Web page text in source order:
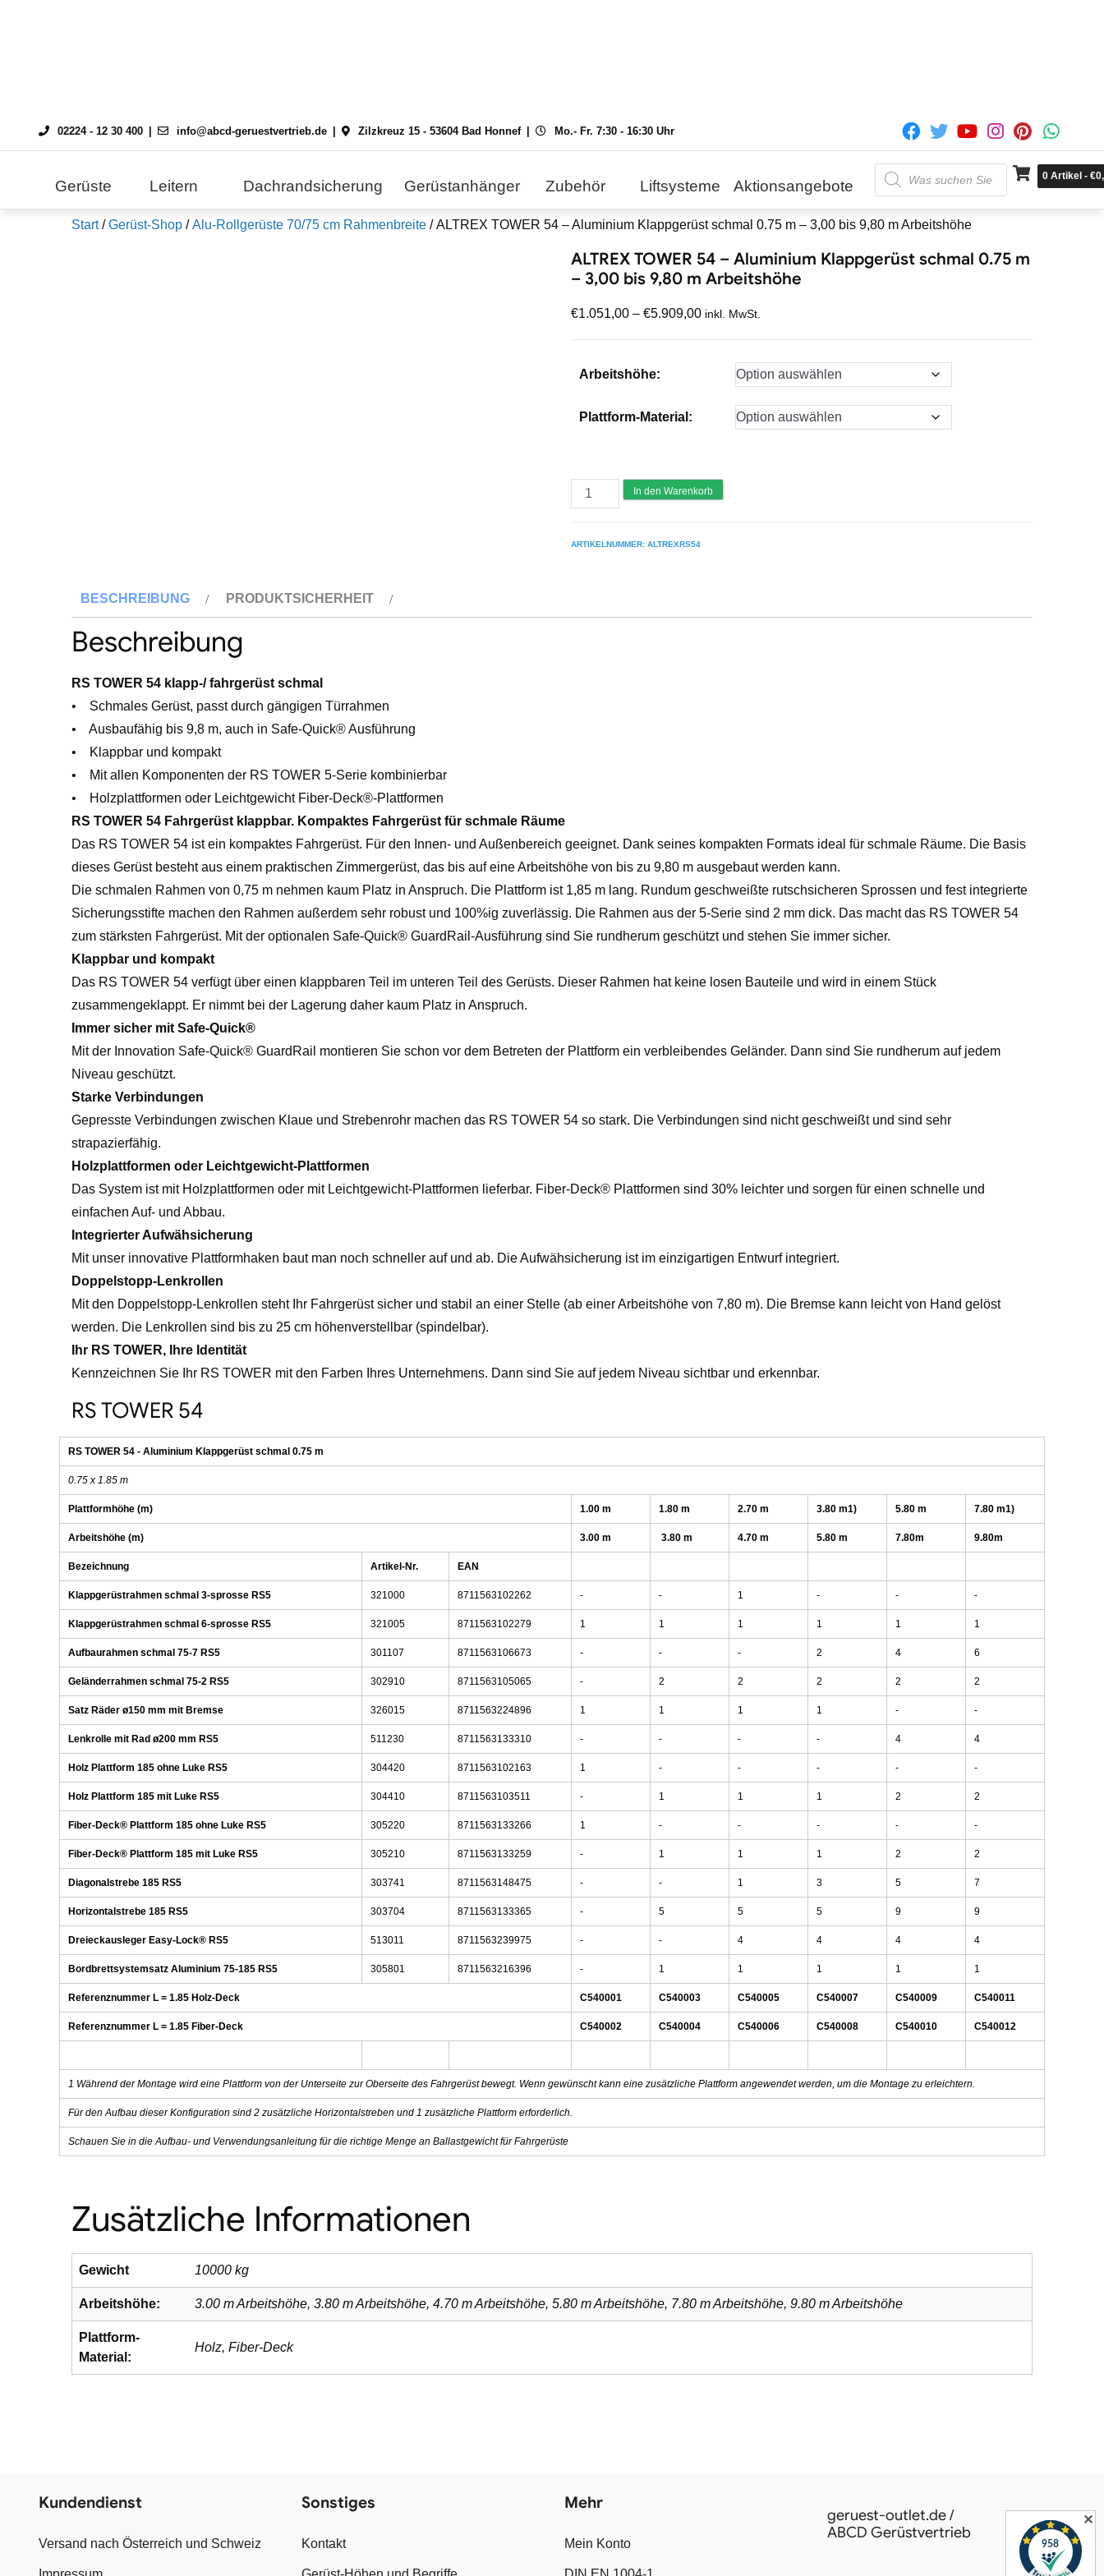
02224 - 12 30 400 info@abcd-geruestvertrieb.de Zilzkreuz 15 - 53604 Bad Honnef Mo.- Fr. 7:30 - 16:30 Uhr
Gerüste Leitern Dachrandsicherung Gerüstanhänger Zubehör Liftsysteme Aktionsangebote
Products
search
0 Artikel - €
Start/Gerüst-Shop /Alu-Rollgerüste 70/75 cm Rahmenbreite / ALTREX TOWER 54 – Aluminium Klappgerüst schmal 0.75 m – 3,00 bis 9,80 m Arbeitshöhe
ALTREX TOWER 54 – Aluminium Klappgerüst schmal 0.75 m
– 3,00 bis 9,80 m Arbeitshöhe
€1.051,00 –€5.909,00 inkl. MwSt.
Arbeitshöhe:
Plattform-Material:
ALTREX
TOWER
In den Warenkorb
ARTIKELNUMMER:ALTREXRS54
BESCHREIBUNG PRODUKTSICHERHEIT
Beschreibung
RS TOWER 54 klapp-/ fahrgerüst schmal
• Schmales Gerüst, passt durch gängigen Türrahmen
• Ausbaufähig bis 9,8 m, auch in Safe-Quick® Ausführung
• Klappbar und kompakt
• Mit allen Komponenten der RS TOWER 5-Serie kombinierbar
• Holzplattformen oder Leichtgewicht Fiber-Deck®-Plattformen
RS TOWER 54 Fahrgerüst klappbar. Kompaktes Fahrgerüst für schmale Räume
Das RS TOWER 54 ist ein kompaktes Fahrgerüst. Für den Innen- und Außenbereich geeignet. Dank seines kompakten Formats ideal für schmale Räume. Die Basis
dieses Gerüst besteht aus einem praktischen Zimmergerüst, das bis auf eine Arbeitshöhe von bis zu 9,80 m ausgebaut werden kann.
Die schmalen Rahmen von 0,75 m nehmen kaum Platz in Anspruch. Die Plattform ist 1,85 m lang. Rundum geschweißte rutschsicheren Sprossen und fest integrierte
Sicherungsstifte machen den Rahmen außerdem sehr robust und 100%ig zuverlässig. Die Rahmen aus der 5-Serie sind 2 mm dick. Das macht das RS TOWER 54
zum stärksten Fahrgerüst. Mit der optionalen Safe-Quick® GuardRail-Ausführung sind Sie rundherum geschützt und stehen Sie immer sicher.
Klappbar und kompakt
Das RS TOWER 54 verfügt über einen klappbaren Teil im unteren Teil des Gerüsts. Dieser Rahmen hat keine losen Bauteile und wird in einem Stück
zusammengeklappt. Er nimmt bei der Lagerung daher kaum Platz in Anspruch.
Immer sicher mit Safe-Quick®
Mit der Innovation Safe-Quick® GuardRail montieren Sie schon vor dem Betreten der Plattform ein verbleibendes Geländer. Dann sind Sie rundherum auf jedem
Niveau geschützt.
Starke Verbindungen
Gepresste Verbindungen zwischen Klaue und Strebenrohr machen das RS TOWER 54 so stark. Die Verbindungen sind nicht geschweißt und sind sehr
strapazierfähig.
Holzplattformen oder Leichtgewicht-Plattformen
Das System ist mit Holzplattformen oder mit Leichtgewicht-Plattformen lieferbar. Fiber-Deck® Plattformen sind 30% leichter und sorgen für einen schnelle und
einfachen Auf- und Abbau.
Integrierter Aufwähsicherung
Mit unser innovative Plattformhaken baut man noch schneller auf und ab. Die Aufwähsicherung ist im einzigartigen Entwurf integriert.
Doppelstopp-Lenkrollen
Mit den Doppelstopp-Lenkrollen steht Ihr Fahrgerüst sicher und stabil an einer Stelle (ab einer Arbeitshöhe von 7,80 m). Die Bremse kann leicht von Hand gelöst
werden. Die Lenkrollen sind bis zu 25 cm höhenverstellbar (spindelbar).
Ihr RS TOWER, Ihre Identität
Kennzeichnen Sie Ihr RS TOWER mit den Farben Ihres Unternehmens. Dann sind Sie auf jedem Niveau sichtbar und erkennbar.
RS TOWER 54
RS TOWER 54 - Aluminium Klappgerüst schmal 0.75 m
0.75 x 1.85 m
Plattformhöhe (m) 1.00 m 1.80 m 2.70 m 3.80 m1) 5.80 m 7.80 m1)
Arbeitshöhe (m) 3.00 m 3.80 m 4.70 m 5.80 m 7.80m 9.80m
Bezeichnung Artikel-Nr. EAN
Klappgerüstrahmen schmal 3-sprosse RS5 321000 8711563102262 - - 1 - - -
Klappgerüstrahmen schmal 6-sprosse RS5 321005 8711563102279 1 1 1 1 1 1
Aufbaurahmen schmal 75-7 RS5 301107 8711563106673 - - - 2 4 6
Geländerrahmen schmal 75-2 RS5 302910 8711563105065 - 2 2 2 2 2
Satz Räder ø150 mm mit Bremse 326015 8711563224896 1 1 1 1 - -
Lenkrolle mit Rad ø200 mm RS5 511230 8711563133310 - - - - 4 4
Holz Plattform 185 ohne Luke RS5 304420 8711563102163 1 - - - - -
Holz Plattform 185 mit Luke RS5 304410 8711563103511 - 1 1 1 2 2
Fiber-Deck® Plattform 185 ohne Luke RS5 305220 8711563133266 1 - - - - -
Fiber-Deck® Plattform 185 mit Luke RS5 305210 8711563133259 - 1 1 1 2 2
Diagonalstrebe 185 RS5 303741 8711563148475 - - 1 3 5 7
Horizontalstrebe 185 RS5 303704 8711563133365 - 5 5 5 9 9
Dreieckausleger Easy-Lock® RS5 513011 8711563239975 - - 4 4 4 4
Bordbrettsystemsatz Aluminium 75-185 RS5 305801 8711563216396 - 1 1 1 1 1
Referenznummer L = 1.85 Holz-Deck C540001 C540003 C540005 C540007 C540009 C540011
Referenznummer L = 1.85 Fiber-Deck C540002 C540004 C540006 C540008 C540010 C540012
1 Während der Montage wird eine Plattform von der Unterseite zur Oberseite des Fahrgerüst bewegt. Wenn gewünscht kann eine zusätzliche Plattform angewendet werden, um die Montage zu erleichtern.
Für den Aufbau dieser Konfiguration sind 2 zusätzliche Horizontalstreben und 1 zusätzliche Plattform erforderlich.
Schauen Sie in die Aufbau- und Verwendungsanleitung für die richtige Menge an Ballastgewicht für Fahrgerüste
Zusätzliche Informationen
Gewicht 10000 kg
Arbeitshöhe: 3.00 m Arbeitshöhe, 3.80 m Arbeitshöhe, 4.70 m Arbeitshöhe, 5.80 m Arbeitshöhe, 7.80 m Arbeitshöhe, 9.80 m Arbeitshöhe
Plattform-
Material:
Holz, Fiber-Deck
Kundendienst
Versand nach Österreich und Schweiz
Sonstiges
Kontakt
Mehr
Mein Konto
geruest-outlet.de /
ABCD Gerüstvertrieb
✕